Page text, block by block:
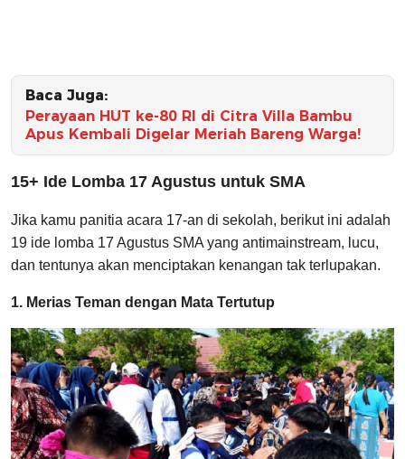
Baca Juga:
Perayaan HUT ke-80 RI di Citra Villa Bambu
Apus Kembali Digelar Meriah Bareng Warga!
15+ Ide Lomba 17 Agustus untuk SMA
Jika kamu panitia acara 17-an di sekolah, berikut ini adalah
19 ide lomba 17 Agustus SMA yang antimainstream, lucu,
dan tentunya akan menciptakan kenangan tak terlupakan.
1. Merias Teman dengan Mata Tertutup